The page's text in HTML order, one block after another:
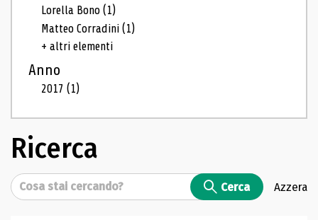
Lorella Bono(1)
Matteo Corradini(1)
+ altri elementi
Anno
2017(1)
Ricerca
Cerca Cerca Azzera